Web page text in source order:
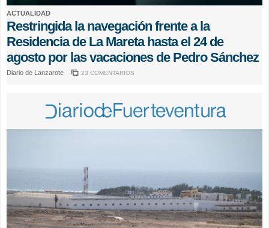
ACTUALIDAD
Restringida la navegación frente a la
Residencia de La Mareta hasta el 24 de
agosto por las vacaciones de Pedro Sánchez
Diario de Lanzarote 23 COMENTARIOS